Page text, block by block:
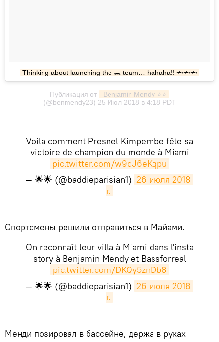
Thinking about launching the 🐊 team… hahaha!! 🦈🦈🦈
Публикация от
Benjamin Mendy ⭐️⭐️
(@benmendy23) 25 Июл 2018 в 4:18 PDT
Voila comment Presnel Kimpembe fête sa
victoire de champion du monde à Miami
pic.twitter.com/w9qJ6eKqpu
— 🌟🌟 (@baddieparisian1) 26 июля 2018
г.
Спортсмены решили отправиться в Майами.
On reconnaît leur villa à Miami dans l'insta
story à Benjamin Mendy et Bassforreal
pic.twitter.com/DKQy5znDb8
— 🌟🌟 (@baddieparisian1) 26 июля 2018
г.
Менди позировал в бассейне, держа в руках